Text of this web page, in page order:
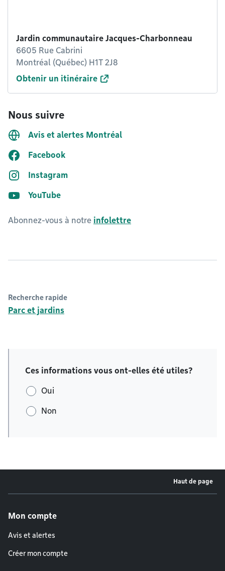
Jardin communautaire Jacques-Charbonneau
6605 Rue Cabrini
Montréal (Québec) H1T 2J8
Obtenir un itinéraire
Nous suivre
Avis et alertes Montréal
Facebook
Instagram
YouTube
Abonnez-vous à notre infolettre
Recherche rapide
Parc et jardins
Ces informations vous ont-elles été utiles?
Oui
Non
Haut de page
Mon compte
Avis et alertes
Créer mon compte